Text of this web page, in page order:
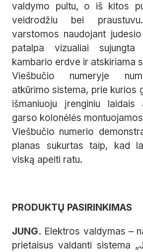
valdymo pultu, o iš kitos
veidrodžiu bei
varstomos naudojant
patalpa vizualiai sujungta
kambario erdve ir atskiriama
Viešbučio numeryje
atkūrimo sistema, prie kurios
išmaniuoju įrenginiu
garso kolonėlės
Viešbučio numerio
planas sukurtas taip, kad
viską apeiti ratu.
PRODUKTŲ PASIRINKIMAS
JUNG. Elektros valdymas –
prietaisus valdanti sistema